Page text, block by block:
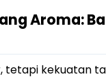
Aroma:
tetapi kekuatan